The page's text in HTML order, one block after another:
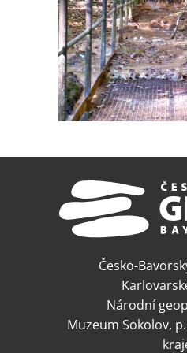
Česko-
Národní
Muzeum Sokolov,